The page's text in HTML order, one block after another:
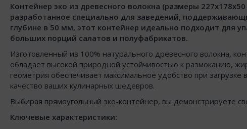
Контейнер эко из древесного волокна (размеры
разработанное специально для заведений,
глубине в 50 мм, этот контейнер идеально подходит для
больших порций салатов и полуфабрикатов.
Изготовленный из 100% натурального древесного волокна,
обладает высокой природной устойчивостью к размоканию,
геометрия обеспечивает максимальное удобство при
качество ваших кулинарных шедевров.
Выбирая прямоугольный эко-контейнер, вы демонстрируете
Ключевые характеристики: